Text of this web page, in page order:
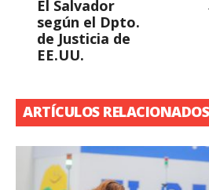
El Salvador
según el Dpto.
de Justicia de
EE.UU.
ARTÍCULOS RELACIONADOS